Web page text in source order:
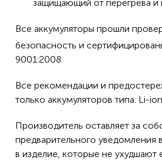
защищающий от перегрева и
Все аккумуляторы прошли
безопасность и
9001:2008.
Все рекомендации и
только аккумуляторов типа: Li-
Производитель оставляет за
предварительного уведомления
в изделие, которые не ухудшают